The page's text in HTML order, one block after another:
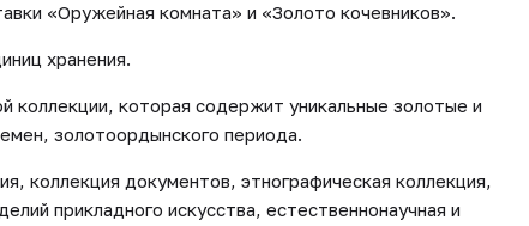
«Оружейная комната» и «Золото кочевников».
хранения.
коллекции, которая содержит уникальные золотые и
золотоордынского периода.
коллекция документов, этнографическая коллекция,
прикладного искусства, естественнонаучная и